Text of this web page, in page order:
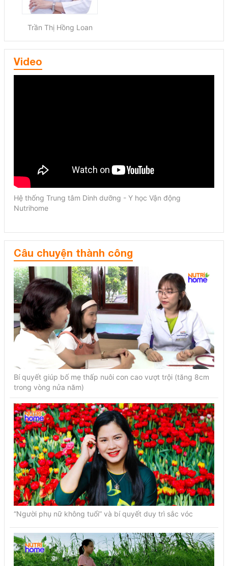
Trần Thị Hồng Loan
Video
Hệ thống Trung tâm Dinh dưỡng - Y học Vận động
Nutrihome
Câu chuyện thành công
Bí quyết giúp bố mẹ thấp nuôi con cao vượt trội (tăng 8cm
trong vòng nửa năm)
“Người phụ nữ không tuổi” và bí quyết duy trì sắc vóc